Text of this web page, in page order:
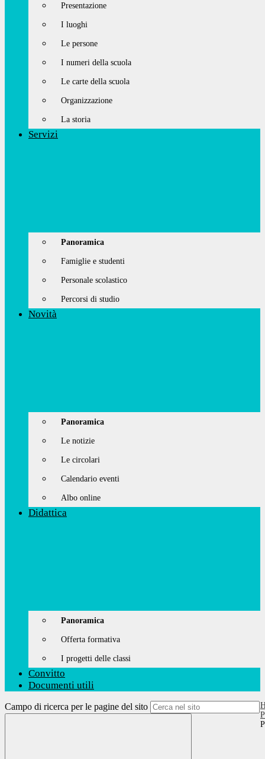
Presentazione
I luoghi
Le persone
I numeri della scuola
Le carte della scuola
Organizzazione
La storia
Servizi
Panoramica
Famiglie e studenti
Personale scolastico
Percorsi di studio
Novità
Panoramica
Le notizie
Le circolari
Calendario eventi
Albo online
Didattica
Panoramica
Offerta formativa
I progetti delle classi
Convitto
Documenti utili
Campo di ricerca per le pagine del sito